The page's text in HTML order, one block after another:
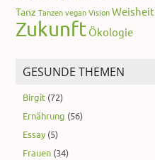
Tanz Tanzen vegan Vision Weisheit
Zukunft Ökologie
GESUNDE THEMEN
Birgit (72)
Ernährung (56)
Essay (5)
Frauen (34)